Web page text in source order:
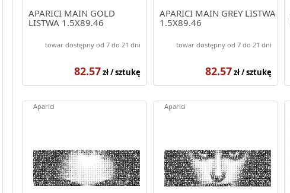
APARICI MAIN GOLD
LISTWA 1.5X89.46
towar dostępny od 7 do 21 dni
82.57zł / sztukę
APARICI MAIN GREY LISTWA
1.5X89.46
towar dostępny od 7 do 21 dni
82.57zł / sztukę
Aparici Aparici